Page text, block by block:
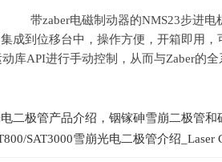
带zaber电磁制动器的NMS23步进电
成到位移台中，操作方便，开箱即用，
动库API进行手动控制，从而与Zaber的全
电二极管产品介绍，铟镓砷雪崩二极管
SAT3000雪崩光电二极管介绍_Laser